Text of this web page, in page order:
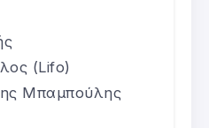
(Lifo)
Μπαμπούλης